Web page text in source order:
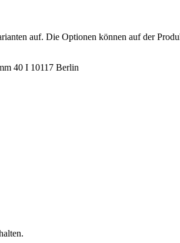
auf. Die Optionen können auf der
40 I 10117 Berlin